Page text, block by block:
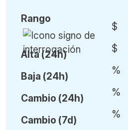
Rango
Alta (24h)
Baja (24h)
Cambio (24h)
Cambio (7d)
$
$
%
%
%